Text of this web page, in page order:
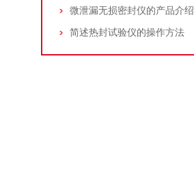
微泄漏无损密封仪的产品介绍
简述热封试验仪的操作方法